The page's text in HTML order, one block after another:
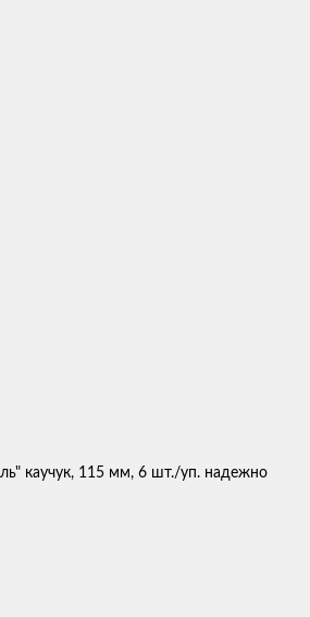
каучук, 115 мм, 6 шт./уп.​ надежно